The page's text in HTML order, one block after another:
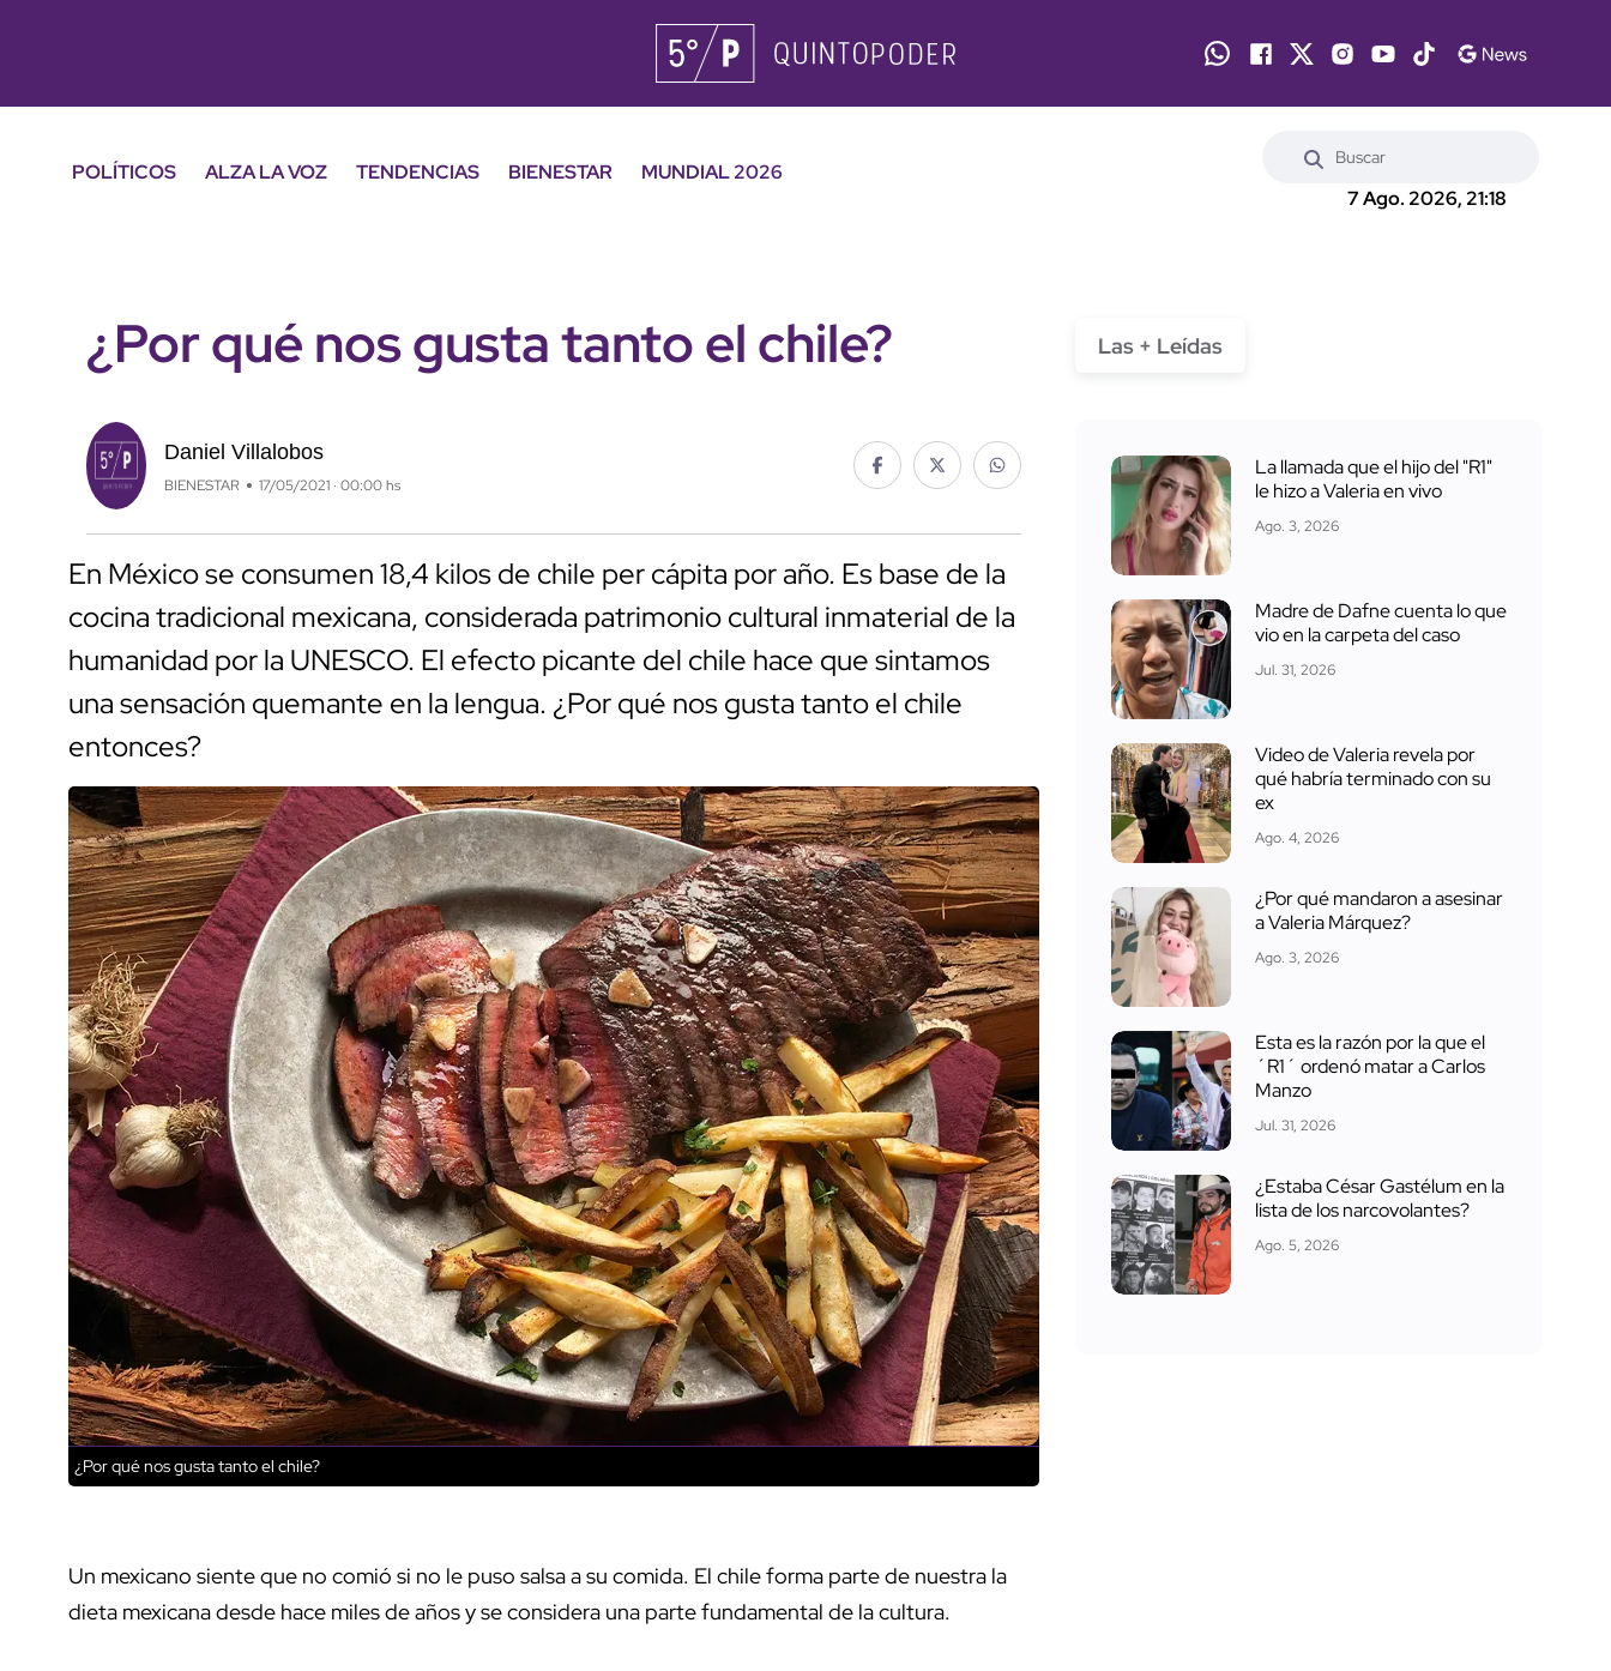
POLÍTICOS ALZA LA VOZ TENDENCIAS BIENESTAR
MUNDIAL 2026
7 Ago. 2026, 21:18
¿Por qué nos gusta tanto el chile?
Daniel Villalobos
BIENESTAR 17/05/2021 · 00:00 hs
En México se consumen 18,4 kilos de chile per cápita por año. Es base de la
cocina tradicional mexicana, considerada patrimonio cultural inmaterial de la
humanidad por la UNESCO. El efecto picante del chile hace que sintamos
una sensación quemante en la lengua. ¿Por qué nos gusta tanto el chile
entonces?
¿Por qué nos gusta tanto el chile?
Un mexicano siente que no comió si no le puso salsa a su comida. El chile forma parte de nuestra la
dieta mexicana desde hace miles de años y se considera una parte fundamental de la cultura.
Las + Leídas
La llamada que el hijo del "R1"
le hizo a Valeria en vivo
Ago. 3, 2026
Madre de Dafne cuenta lo que
vio en la carpeta del caso
Jul. 31, 2026
Video de Valeria revela por
qué habría terminado con su
ex
Ago. 4, 2026
¿Por qué mandaron a asesinar
a Valeria Márquez?
Ago. 3, 2026
Esta es la razón por la que el
´R1´ ordenó matar a Carlos
Manzo
Jul. 31, 2026
¿Estaba César Gastélum en la
lista de los narcovolantes?
Ago. 5, 2026